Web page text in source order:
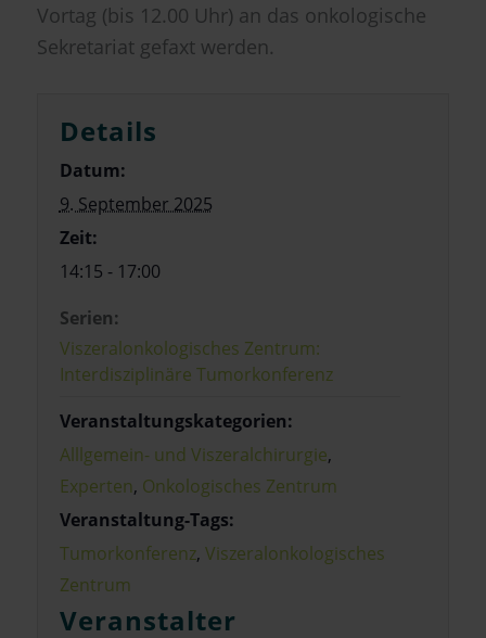
Vortag (bis 12.00 Uhr) an das onkologische
Sekretariat gefaxt werden.
Details
Datum:
9. September 2025
Zeit:
14:15 - 17:00
Serien:
Viszeralonkologisches Zentrum:
Interdisziplinäre Tumorkonferenz
Veranstaltungskategorien:
Alllgemein- und Viszeralchirurgie,
Experten, Onkologisches Zentrum
Veranstaltung-Tags:
Tumorkonferenz, Viszeralonkologisches
Zentrum
Veranstalter